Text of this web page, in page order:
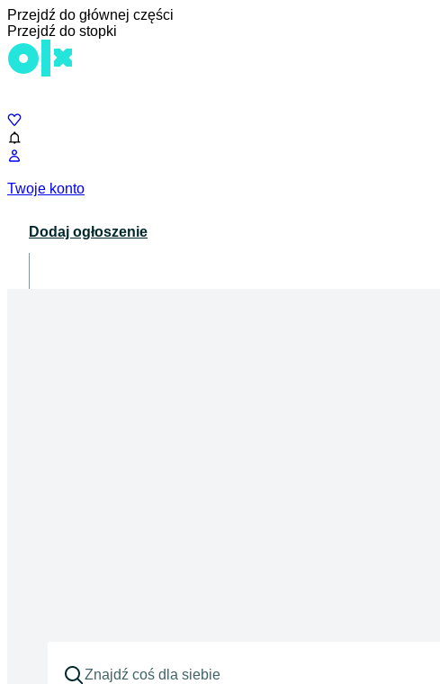
Przejdź do głównej części
Przejdź do stopki
Twoje konto
Dodaj ogłoszenie